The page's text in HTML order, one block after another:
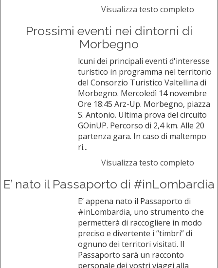
Visualizza testo completo
Prossimi eventi nei dintorni di
Morbegno
lcuni dei principali eventi d'interesse
turistico in programma nel territorio
del Consorzio Turistico Valtellina di
Morbegno. Mercoledì 14 novembre
Ore 18:45 Arz-Up. Morbegno, piazza
S. Antonio. Ultima prova del circuito
GOinUP. Percorso di 2,4 km. Alle 20
partenza gara. In caso di maltempo
ri...
Visualizza testo completo
E’ nato il Passaporto di #inLombardia
E’ appena nato il Passaporto di
#inLombardia, uno strumento che
permetterà di raccogliere in modo
preciso e divertente i “timbri” di
ognuno dei territori visitati. Il
Passaporto sarà un racconto
personale dei vostri viaggi alla